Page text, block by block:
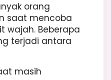
orang
saat mencoba
wajah. Beberapa
terjadi antara
masih